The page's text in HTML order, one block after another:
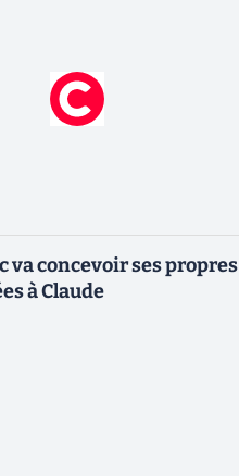
va concevoir ses propres
à Claude